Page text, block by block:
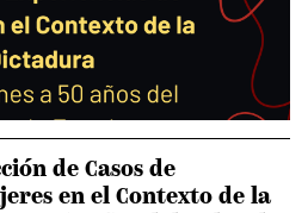
de Casos de
en el Contexto de la